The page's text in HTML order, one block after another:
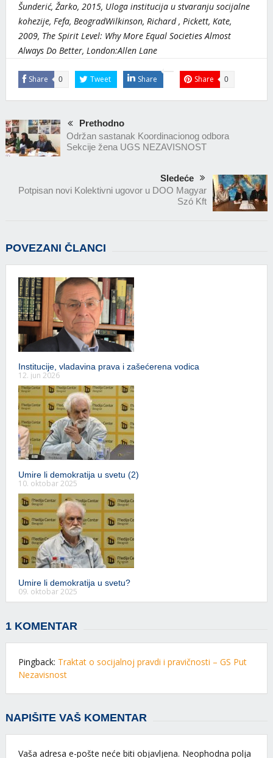
Šunderić, Žarko, 2015, Uloga institucija u stvaranju socijalne
kohezije, Fefa, BeogradWilkinson, Richard , Pickett, Kate,
2009, The Spirit Level: Why More Equal Societies Almost
Always Do Better, London:Allen Lane
Share 0 Tweet Share Share 0
Prethodno
Održan sastanak Koordinacionog odbora
Sekcije žena UGS NEZAVISNOST
Sledeće
Potpisan novi Kolektivni ugovor u DOO Magyar
Szó Kft
POVEZANI ČLANCI
Institucije, vladavina prava i zašećerena vodica
12. jun 2026
Umire li demokratija u svetu (2)
10. oktobar 2025
Umire li demokratija u svetu?
09. oktobar 2025
1 KOMENTAR
Pingback: Traktat o socijalnoj pravdi i pravičnosti – GS Put
Nezavisnost
NAPIŠITE VAŠ KOMENTAR
Vaša adresa e-pošte neće biti objavljena. Neophodna polja